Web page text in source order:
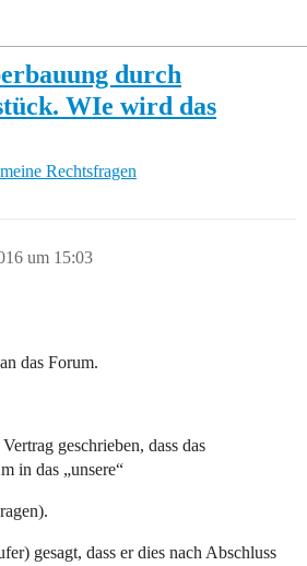
durch
WIe wird das
Rechtsfragen
um 15:03
das Forum.
geschrieben, dass das
in das „unsere“
gesagt, dass er dies nach Abschluss